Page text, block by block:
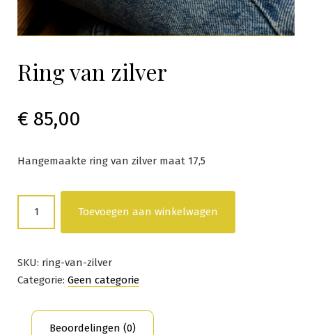
Ring van zilver
€ 85,00
Hangemaakte ring van zilver maat 17,5
Toevoegen aan winkelwagen
SKU: ring-van-zilver
Categorie: Geen categorie
Beoordelingen (0)